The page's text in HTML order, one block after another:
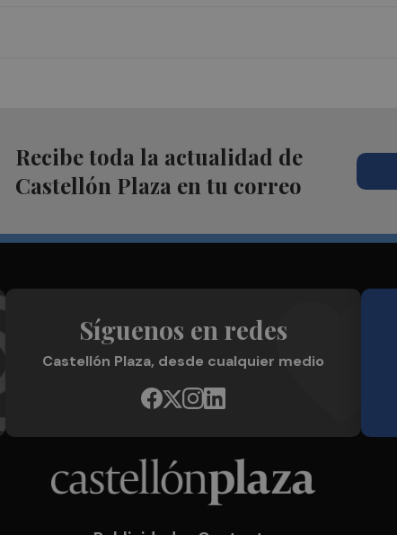
Recibe toda la actualidad de
Castellón Plaza en tu correo
Síguenos en redes
Castellón Plaza, desde cualquier medio